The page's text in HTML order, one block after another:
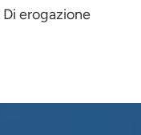
Di erogazione